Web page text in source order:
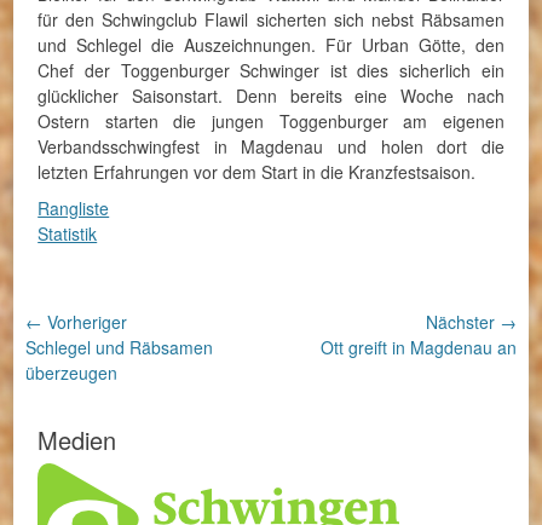
für den Schwingclub Flawil sicherten sich nebst Räbsamen
und Schlegel die Auszeichnungen. Für Urban Götte, den
Chef der Toggenburger Schwinger ist dies sicherlich ein
glücklicher Saisonstart. Denn bereits eine Woche nach
Ostern starten die jungen Toggenburger am eigenen
Verbandsschwingfest in Magdenau und holen dort die
letzten Erfahrungen vor dem Start in die Kranzfestsaison.
Rangliste
Statistik
Beitragsnavigation
← Vorheriger
Vorheriger
Beitrag:
Schlegel und Räbsamen
überzeugen
Nächster →
NächsterOtt greift in Magdenau an
Medien